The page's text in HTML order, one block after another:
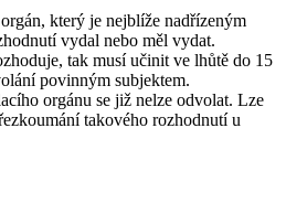
který je nejblíže nadřízeným
vydal nebo měl vydat.
tak musí učinit ve lhůtě do 15
povinným subjektem.
orgánu se již nelze odvolat. Lze
takového rozhodnutí u